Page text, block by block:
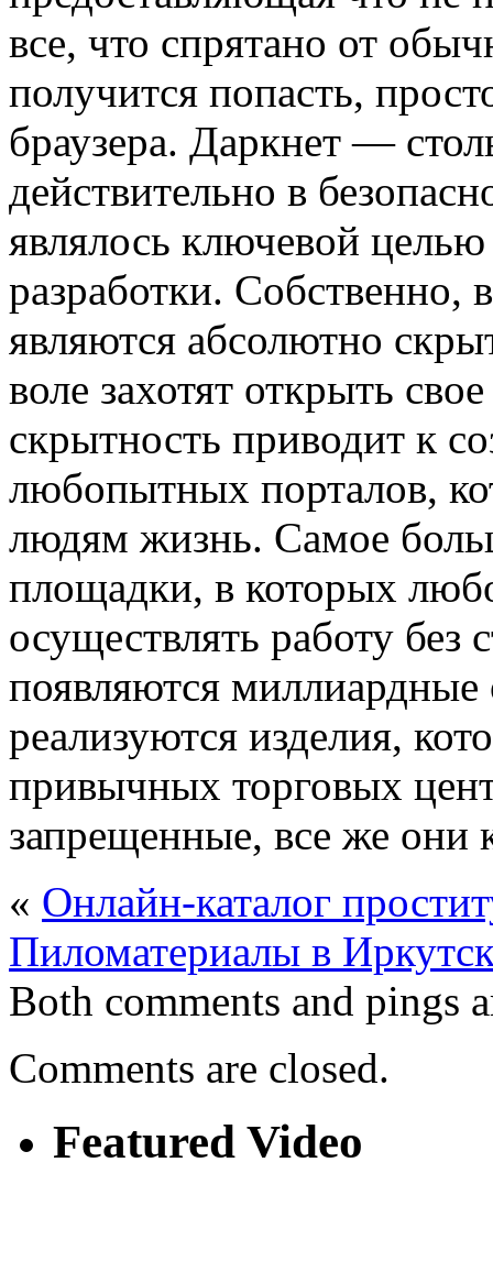
все, что спрятано от
получится попасть,
браузера. Даркнет —
действительно в
являлось ключевой
разработки. Собственно,
являются абсолютно
воле захотят открыть
скрытность приводит к
любопытных порталов,
людям жизнь. Самое
площадки, в которых
осуществлять работу без
появляются
реализуются изделия,
привычных торговых
запрещенные, все же они
« Онлайн-каталог
Пиломатериалы в
Both comments and pings
Comments are closed.
Featured Video